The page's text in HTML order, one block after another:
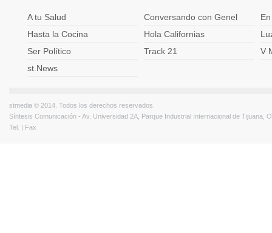
A tu Salud Conversando con Genel
Hasta la Cocina
Hola Californias
Ser Político
Track 21
V
st.News
stmedia © 2014. Todos los derechos reservados.
Síntesis Comunicación - Av. Universidad 2A, Parque Industrial Internacional de Tijuana,
Tel. | Fax